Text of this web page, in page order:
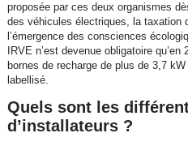
proposée par ces deux organismes
des véhicules électriques, la taxation
l’émergence des consciences
IRVE n’est devenue obligatoire
bornes de recharge de plus de 3,7
labellisé.
Quels sont les
d’installateurs ?